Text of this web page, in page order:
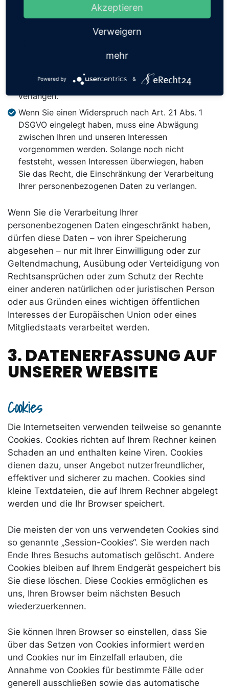
Datenverarbeitung verlangen.
mehr benötigen, Sie sie jedoch zur Ausübung,
Rechtsansprüchen benötigen, haben Sie das Recht,
statt der Löschung die Einschränkung der
Verarbeitung Ihrer personenbezogenen Daten zu
verlangen.
Wenn Sie einen Widerspruch nach Art. 21 Abs. 1
DSGVO eingelegt haben, muss eine Abwägung
zwischen Ihren und unseren Interessen
vorgenommen werden. Solange noch nicht
feststeht, wessen Interessen überwiegen, haben
Sie das Recht, die Einschränkung der Verarbeitung
Ihrer personenbezogenen Daten zu verlangen.
Wenn Sie die Verarbeitung Ihrer
personenbezogenen Daten eingeschränkt haben,
dürfen diese Daten – von ihrer Speicherung
abgesehen – nur mit Ihrer Einwilligung oder zur
Geltendmachung, Ausübung oder Verteidigung von
Rechtsansprüchen oder zum Schutz der Rechte
einer anderen natürlichen oder juristischen Person
oder aus Gründen eines wichtigen öffentlichen
Interesses der Europäischen Union oder eines
Mitgliedstaats verarbeitet werden.
3. DATENERFASSUNG AUF
UNSERER WEBSITE
Cookies
Die Internetseiten verwenden teilweise so genannte
Cookies. Cookies richten auf Ihrem Rechner keinen
Schaden an und enthalten keine Viren. Cookies
dienen dazu, unser Angebot nutzerfreundlicher,
effektiver und sicherer zu machen. Cookies sind
kleine Textdateien, die auf Ihrem Rechner abgelegt
werden und die Ihr Browser speichert.
Die meisten der von uns verwendeten Cookies sind
so genannte „Session-Cookies“. Sie werden nach
Ende Ihres Besuchs automatisch gelöscht. Andere
Cookies bleiben auf Ihrem Endgerät gespeichert bis
Sie diese löschen. Diese Cookies ermöglichen es
uns, Ihren Browser beim nächsten Besuch
wiederzuerkennen.
Sie können Ihren Browser so einstellen, dass Sie
über das Setzen von Cookies informiert werden
und Cookies nur im Einzelfall erlauben, die
Annahme von Cookies für bestimmte Fälle oder
generell ausschließen sowie das automatische
Akzeptieren
Verweigern
mehr
Powered by &